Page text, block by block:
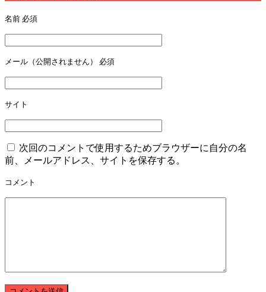
名前 必須
メール（公開されません） 必須
サイト
次回のコメントで使用するためブラウザーに自分の名
前、メールアドレス、サイトを保存する。
コメント